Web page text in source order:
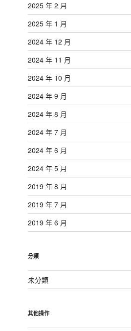
2025 年 2 月
2025 年 1 月
2024 年 12 月
2024 年 11 月
2024 年 10 月
2024 年 9 月
2024 年 8 月
2024 年 7 月
2024 年 6 月
2024 年 5 月
2019 年 8 月
2019 年 7 月
2019 年 6 月
分類
未分類
其他操作